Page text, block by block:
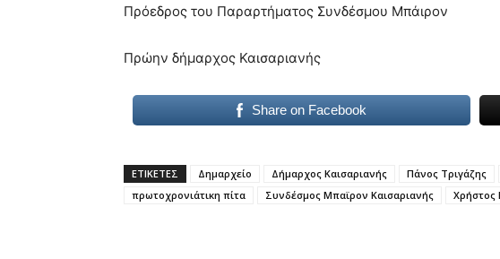
Πρόεδρος του Παραρτήματος Συνδέσμου Μπάιρον
Πρώην δήμαρχος Καισαριανής
Share on Facebook
ΕΤΙΚΕΤΕΣ Δημαρχείο Δήμαρχος Καισαριανής Πάνος Τριγάζης
πρωτοχρονιάτικη πίτα
Συνδέσμος Μπαϊρον Καισαριανής Χρήστος